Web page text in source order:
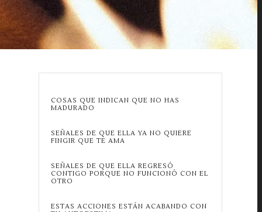
COSAS QUE INDICAN QUE NO HAS
MADURADO
SEÑALES DE QUE ELLA YA NO QUIERE
FINGIR QUE TE AMA
SEÑALES DE QUE ELLA REGRESÓ
CONTIGO PORQUE NO FUNCIONÓ CON EL
OTRO
ESTAS ACCIONES ESTÁN ACABANDO CON